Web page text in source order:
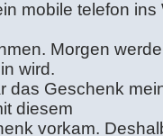
mobile telefon
Morgen
wird.
das Geschenk
diesem
vorkam.